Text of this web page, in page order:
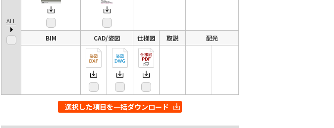
ALL
BIM CAD/姿図 仕様図 取説 配光
選択した項目を一括ダウンロード